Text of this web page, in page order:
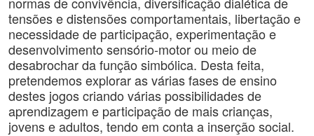
tensões e distensões comportamentais, libertação e
necessidade de participação, experimentação e
desenvolvimento sensório-motor ou meio de
desabrochar da função simbólica. Desta feita,
pretendemos explorar as várias fases de ensino
destes jogos criando várias possibilidades de
aprendizagem e participação de mais crianças,
jovens e adultos, tendo em conta a inserção social.